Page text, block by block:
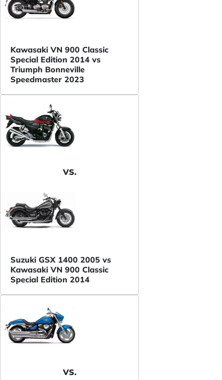
Kawasaki VN 900 Classic
Special Edition 2014 vs
Triumph Bonneville
Speedmaster 2023
VS.
Suzuki GSX 1400 2005 vs
Kawasaki VN 900 Classic
Special Edition 2014
VS.